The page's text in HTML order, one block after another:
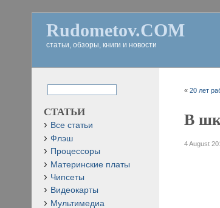
Rudometov.COM
статьи, обзоры, книги и новости
«20 лет
В
4 August
СТАТЬИ
Все статьи
Флэш
Процессоры
Материнские платы
Чипсеты
Видеокарты
Мультимедиа